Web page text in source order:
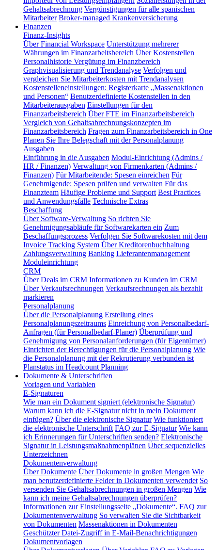
Gehaltsabrechnung Vergünstigungen für alle spanischen
Mitarbeiter Broker-managed Krankenversicherung
Finanzen
Finanz-Insights
Über Financial Workspace Unterstützung mehrerer
Währungen im Finanzarbeitsbereich Über Kostenstellen
Personalhistorie Vergütung im Finanzbereich
Graphvisualisierung und Trendanalyse Verfolgen und
vergleichen Sie Mitarbeiterkosten mit Trendanalysen
Kostenstelleneinstellungen: Registerkarte „Massenaktionen
und Personen“ Benutzerdefinierte Kostenstellen in den
Mitarbeiterausgaben Einstellungen für den
Finanzarbeitsbereich Über FTE im Finanzarbeitsbereich
Vergleich von Gehaltsabrechnungskonzepten im
Finanzarbeitsbereich Fragen zum Finanzarbeitsbereich in One
Planen Sie Ihre Belegschaft mit der Personalplanung
Ausgaben
Einführung in die Ausgaben Modul-Einrichtung (Admins /
HR / Finanzen) Verwaltung von Firmenkarten (Admins /
Finanzen) Für Mitarbeitende: Spesen einreichen Für
Genehmigende: Spesen prüfen und verwalten Für das
Finanzteam Häufige Probleme und Support Best Practices
und Anwendungsfälle Technische Extras
Beschaffung
Über Software-Verwaltung So richten Sie
Genehmigungsabläufe für Softwarekarten ein Zum
Beschaffungsprozess Verfolgen Sie Softwarekosten mit dem
Invoice Tracking System Über Kreditorenbuchhaltung
Zahlungsverwaltung Banking Lieferantenmanagement
Moduleinrichtung
CRM
Über Deals im CRM Informationen zu Kunden im CRM
Über Verkaufsrechnungen Verkaufsrechnungen als bezahlt
markieren
Personalplanung
Über die Personalplanung Erstellung eines
Personalplanungszeitraums Einreichung von Personalbedarf-
Anfragen (für Personalbedarf-Planer) Überprüfung und
Genehmigung von Personalanforderungen (für Eigentümer)
Einrichten der Berechtigungen für die Personalplanung Wie
die Personalplanung mit der Rekrutierung verbunden ist
Planstatus im Headcount Planning
Dokumente & Unterschriften
Vorlagen und Variablen
E-Signaturen
Wie man ein Dokument signiert (elektronische Signatur)
Warum kann ich die E-Signatur nicht in mein Dokument
einfügen? Über die elektronische Signatur Wie funktioniert
die elektronische Unterschrift FAQ zur E-Signatur Wie kann
ich Erinnerungen für Unterschriften senden? Elektronische
Signatur in Leistungsmaßnahmenplänen Über sequenzielles
Unterzeichnen
Dokumentenverwaltung
Über Dokumente Über Dokumente in großen Mengen Wie
man benutzerdefinierte Felder in Dokumenten verwendet So
versenden Sie Gehaltsabrechnungen in großen Mengen Wie
kann ich meine Gehaltsabrechnungen überprüfen?
Informationen zur Einstellungsseite „Dokumente“. FAQ zur
Dokumentenverwaltung So verwalten Sie die Sichtbarkeit
von Dokumenten Massenaktionen in Dokumenten
Geschützter Datei-Zugriff in E-Mail-Benachrichtigungen
Dokumentvorlagen